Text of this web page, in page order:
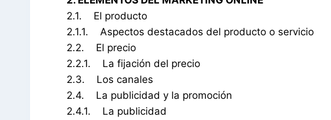
2.1. El producto
2.1.1. Aspectos destacados del producto o servicio
2.2. El precio
2.2.1. La fijación del precio
2.3. Los canales
2.4. La publicidad y la promoción
2.4.1. La publicidad